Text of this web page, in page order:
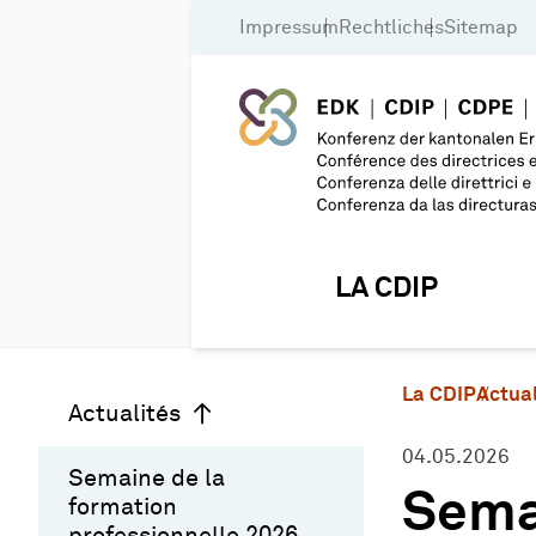
Impressum RechtlichesSitemap
LA CDIP
Actualités
Semaine de la
formation
La CDIP
04.05.2026